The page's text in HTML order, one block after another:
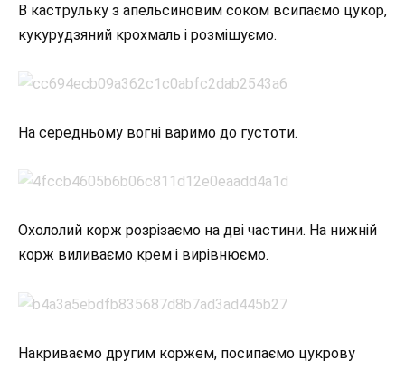
В каструльку з апельсиновим соком всипаємо цукор,
кукурудзяний крохмаль і розмішуємо.
На середньому вогні варимо до густоти.
Охололий корж розрізаємо на дві частини. На нижній
корж виливаємо крем і вирівнюємо.
Накриваємо другим коржем, посипаємо цукрову